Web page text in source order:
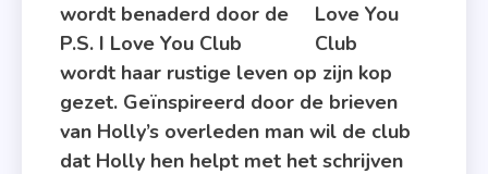
Club
Hilary
Swank
,
Luitingh-
wordt benaderd door de
P.S. I Love You Club
wordt haar rustige leven op zijn kop
gezet. Geïnspireerd door de brieven
van Holly’s overleden man wil de club
dat Holly hen helpt met het schrijven